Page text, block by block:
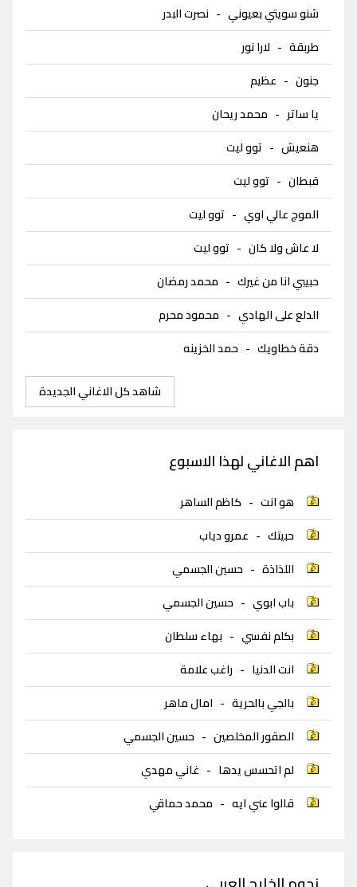
شنو سويتي بعيوني - نصرت البدر
طربقة - لارا نور
جنون - عظيم
يا ساتر - محمد ريحان
هنعيش - توو ليت
قبطان - توو ليت
الموج عالي اوي - توو ليت
لا عاش ولا كان - توو ليت
حبيبي انا من غيرك - محمد رمضان
الدلع على الهادي - محمود محرم
دقة خطاويك - حمد الخزينه
شاهد كل الاغاني الجديدة
اهم الاغاني لهذا الاسبوع
هو انت - كاظم الساهر
حبيتك - عمرو دياب
اللذاذة - حسين الجسمي
باب ابوي - حسين الجسمي
بكلم نفسي - بهاء سلطان
انت الدنيا - راغب علامة
بالجي بالحرية - امال ماهر
الصقور المخلصين - حسين الجسمي
لم اتحسس يدها - غاني مهدي
قالوا عني ايه - محمد حماقي